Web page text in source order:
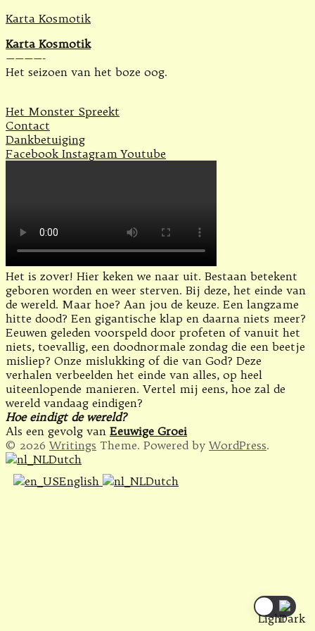
Karta Kosmotik
Karta Kosmotik
————-
Het seizoen van het boze oog.
Het Monster Spreekt
Contact
Dankbetuiging
Facebook Instagram Youtube
Het is zover! Hier keken we naar uit. Bestaan betekent
geboren worden en weer sterven. Bij deze, het einde van
de wereld. Maar hoe? Aan jou de keuze. Een langzame
hitte dood? Een gigantische klap en daarna niets meer?
Eeuwen geleden voorspeld door profeten of vanuit het
niets, toevallig, een doodnormale zondag die een beetje
misliep? Onze mislukking of die van God? Deze
verhalen verbeelden het einde van alles, op heel
uiteenlopende manieren. Vertel mij eens, hoe zal de
wereld vandaag eindigen?
Hoe eindigt de wereld?
Als een gevolg van Eeuwige Groei
© 2026 Writings Theme. Powered byWordPress.
Dutch
English
Dutch